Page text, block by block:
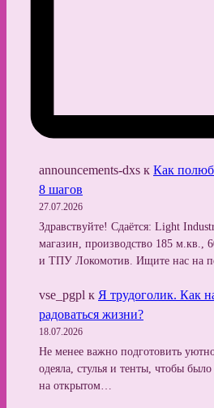
announcements-dxs к Как
8 шагов
27.07.2026
Здравствуйте! Сдаётся: Light
магазин, производство 185 м.кв.,
и ТПУ Локомотив. Ищите нас на
vse_pgpl к Я трудоголик. Как
радоваться жизни?
18.07.2026
Не менее важно подготовить
одеяла, стулья и тенты, чтобы
на открытом…